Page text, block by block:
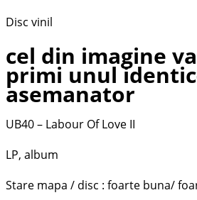
Disc vinil
cel din imagine
primi unul
asemanator
UB40 – Labour Of Love II
LP, album
Stare mapa / disc : foarte buna/